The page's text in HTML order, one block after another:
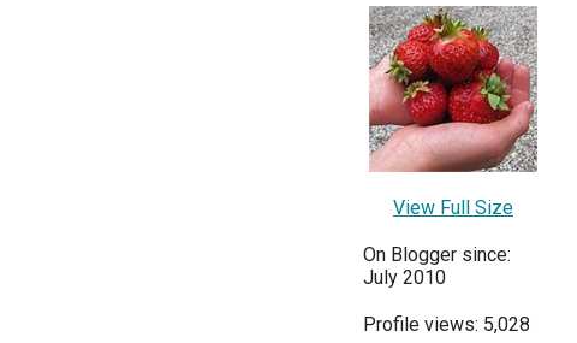
View Full Size
On Blogger since:
July 2010
Profile views: 5,028